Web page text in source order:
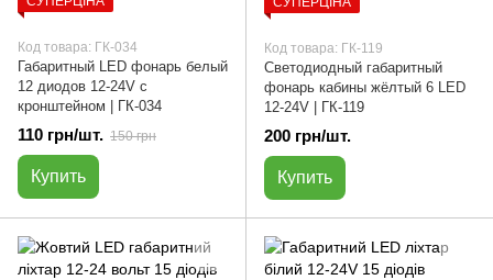
Код товара: ГК-034
Габаритный LED фонарь белый
12 диодов 12-24V с
кронштейном | ГК-034
110 грн/шт. 150 грн
Купить
Код товара: ГК-119
Светодиодный габаритный
фонарь кабины жёлтый 6 LED
12-24V | ГК-119
200 грн/шт.
Купить